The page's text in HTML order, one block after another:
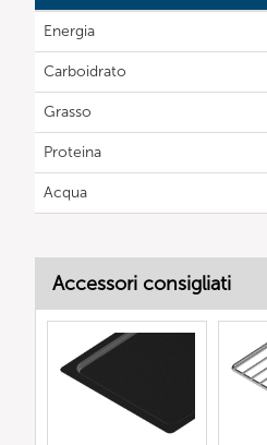
Energia
Carboidrato
Grasso
Proteina
Acqua
Accessori consigliati